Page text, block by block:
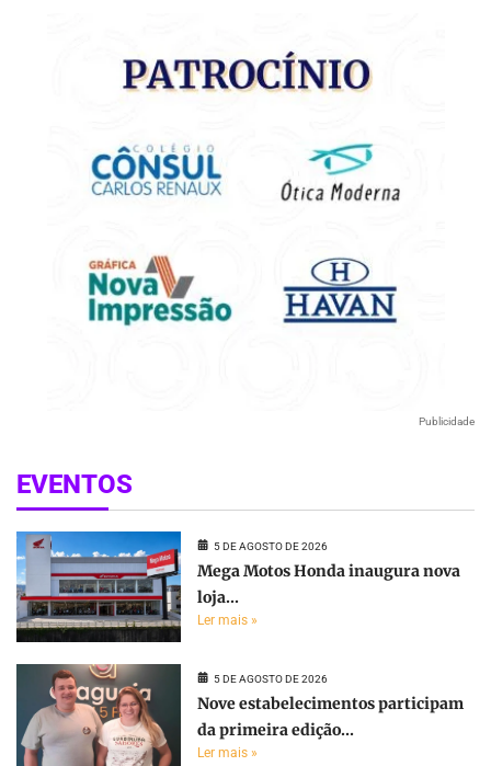
Publicidade
EVENTOS
5 DE AGOSTO DE 2026
Mega Motos Honda inaugura nova
loja...
Ler mais »
5 DE AGOSTO DE 2026
Nove estabelecimentos participam
da primeira edição...
Ler mais »